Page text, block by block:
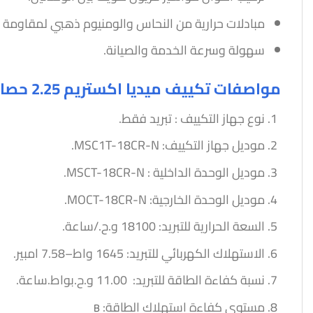
مبادلات حرارية من النحاس والومنيوم ذهبي لمقاومة
سهولة وسرعة الخدمة والصيانة.
مواصفات تكييف ميديا اكستريم 2.25 حصان بارد فقط
نوع جهاز التكييف : تبريد فقط.
موديل جهاز التكييف: MSC1T-18CR-N.
موديل الوحدة الداخلية : MSCT-18CR-N.
موديل الوحدة الخارجية: MOCT-18CR-N.
السعة الحرارية للتبريد: 18100 و.ح./ساعة.
الاستهلاك الكهربائي للتبريد: 1645 واط–7.58 امبير.
نسبة كفاءة الطاقة للتبريد: 11.00 و.ح.بواط.ساعة.
مستوى كفاءة استهلاك الطاقة: B